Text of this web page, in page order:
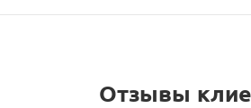
Отзывы